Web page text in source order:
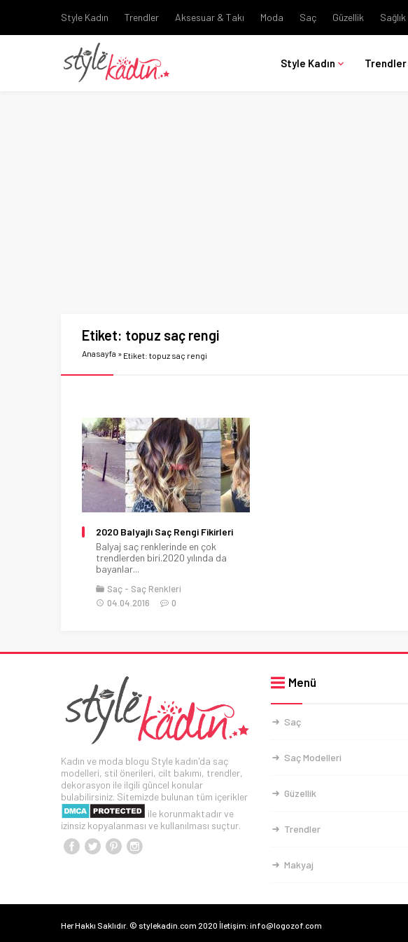
Style Kadın Trendler Aksesuar & Takı Moda Saç Güzellik Sağlık
Style Kadın Trendler
Etiket: topuz saç rengi
Anasayfa » Etiket: topuz saç rengi
2020 Balyajlı Saç Rengi Fikirleri
Balyaj saç renklerinde en çok
trendlerden biri.2020 yılında da
bayanlar...
Saç
Saç Renkleri
04.04.2016
0
Kadın ve moda blogu Style kadın'da saç
modelleri, stil önerileri, cilt bakımı, trendler,
dekorasyon ile ilgili güncel konular
bulabilirsiniz. Sitemizde bulunan tüm içerikler
ile korunmaktadır ve
izinsiz kopyalanması ve kullanılması suçtur.
Menü
Saç
Saç Modelleri
Güzellik
Trendler
Makyaj
Her Hakkı Saklıdır. © stylekadin.com 2020 İletişim: info@logozof.com